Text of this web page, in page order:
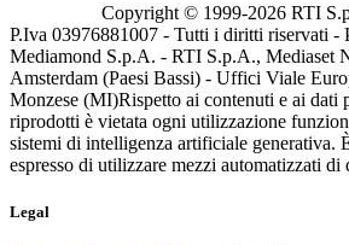
Copyright © 1999-2026 RTI
P.Iva 03976881007 - Tutti i diritti riservati -
Mediamond S.p.A. - RTI S.p.A., Mediaset
Amsterdam (Paesi Bassi) - Uffici Viale
Monzese (MI)Rispetto ai contenuti e ai dati
riprodotti è vietata ogni utilizzazione
sistemi di intelligenza artificiale generativa.
espresso di utilizzare mezzi automatizzati di
Legal